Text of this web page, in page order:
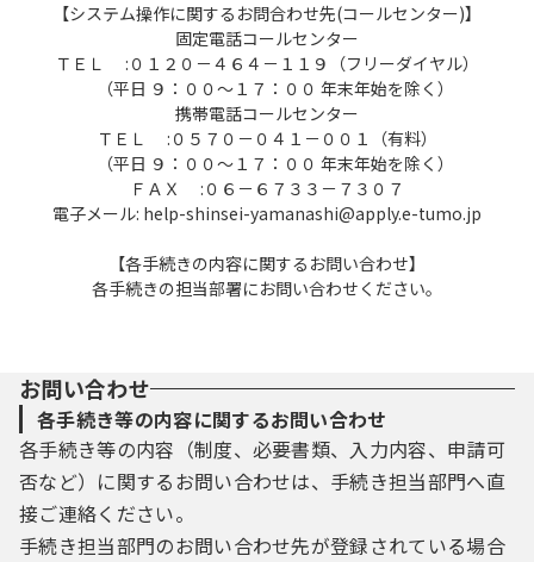
【システム操作に関するお問合わせ先(コールセンター)】
固定電話コールセンター
ＴＥＬ :０１２０－４６４－１１９（フリーダイヤル）
（平日 ９：００～１７：００ 年末年始を除く）
携帯電話コールセンター
ＴＥＬ :０５７０－０４１－００１（有料）
（平日 ９：００～１７：００ 年末年始を除く）
ＦＡＸ :０６－６７３３－７３０７
電子メール: help-shinsei-yamanashi@apply.e-tumo.jp
【各手続きの内容に関するお問い合わせ】
各手続きの担当部署にお問い合わせください。
お問い合わせ
各手続き等の内容に関するお問い合わせ
各手続き等の内容（制度、必要書類、入力内容、申請可
否など）に関するお問い合わせは、手続き担当部門へ直
接ご連絡ください。
手続き担当部門のお問い合わせ先が登録されている場合